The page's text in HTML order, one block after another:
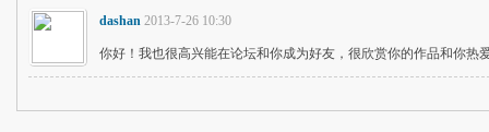
dashan 2013-7-26 10:30
你好！我也很高兴能在论坛和你成为好友，很欣赏你的作品和你热